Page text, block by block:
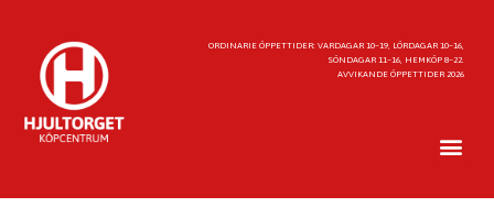
ORDINARIE ÖPPETTIDER: VARDAGAR 10–19, LÖRDAGAR 10–16,
SÖNDAGAR 11–16, HEMKÖP 8–22.
AVVIKANDE ÖPPETTIDER 2026